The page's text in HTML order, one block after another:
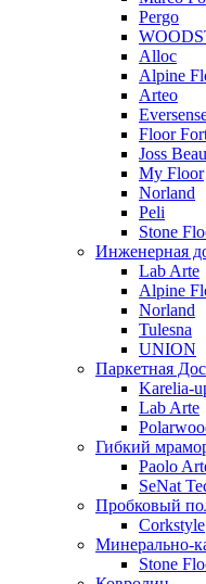
Pergo
Alloc
Alpine
Arteo
Floor
Joss
My Floor
Norland
Peli
Stone
Инженерная
Lab Arte
Alpine
Norland
Tulesna
UNION
Паркетная
Karelia-
Lab Arte
Гибкий
Paolo
SeNat
Пробковый
Corkstyle
Минерально-
Stone